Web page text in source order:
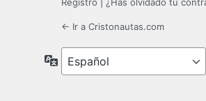
Registro ¿Has olvidado tu
← Ir a Cristonautas.com
Idioma